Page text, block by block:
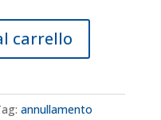
carrello
annullamento